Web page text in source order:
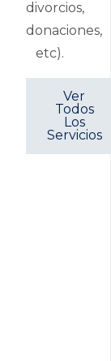
divorcios,
donaciones,
etc).
Ver
Todos
Los
Servicios